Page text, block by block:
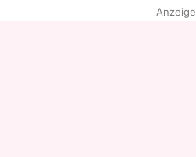
Anzeige